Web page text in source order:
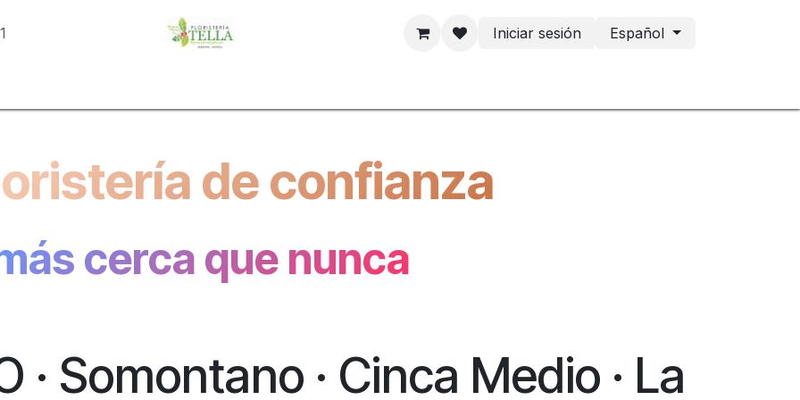
Iniciar sesión Español
de confianza
cerca que nunca
· Somontano · Cinca Medio · La